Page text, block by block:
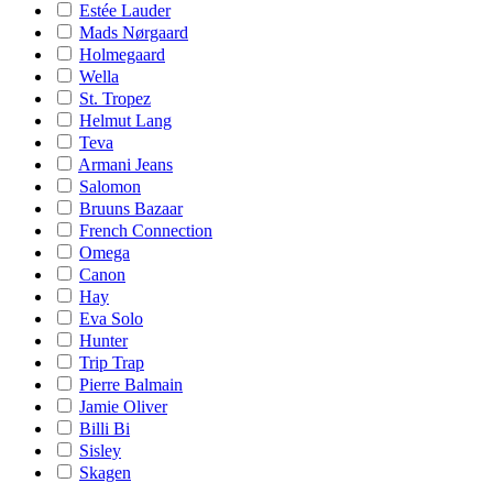
Estée Lauder
Mads Nørgaard
Holmegaard
Wella
St. Tropez
Helmut Lang
Teva
Armani Jeans
Salomon
Bruuns Bazaar
French Connection
Omega
Canon
Hay
Eva Solo
Hunter
Trip Trap
Pierre Balmain
Jamie Oliver
Billi Bi
Sisley
Skagen